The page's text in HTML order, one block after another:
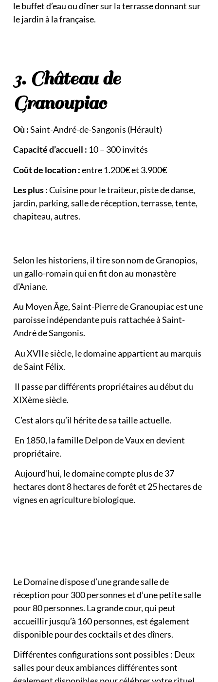
le buffet d’eau ou dîner sur la terrasse donnant sur
le jardin à la française.
3. Château de
Granoupiac
Où :Saint-André-de-Sangonis (Hérault)
Capacité d’accueil : 10 – 300 invités
Coût de location :entre 1.200€ et 3.900€
Les plus :Cuisine pour le traiteur, piste de danse,
jardin, parking, salle de réception, terrasse, tente,
chapiteau, autres.
Selon les historiens, il tire son nom de Granopios,
un gallo-romain qui en fit don au monastère
d’Aniane.
Au Moyen Âge, Saint-Pierre de Granoupiac est une
paroisse indépendante puis rattachée à Saint-
André de Sangonis.
Au XVIIe siècle, le domaine appartient au marquis
de Saint Félix.
Il passe par différents propriétaires au début du
XIXème siècle.
C’est alors qu’il hérite de sa taille actuelle.
En 1850, la famille Delpon de Vaux en devient
propriétaire.
Aujourd’hui, le domaine compte plus de 37
hectares dont 8 hectares de forêt et 25 hectares de
vignes en agriculture biologique.
Le Domaine dispose d’une grande salle de
réception pour 300 personnes et d’une petite salle
pour 80 personnes. La grande cour, qui peut
accueillir jusqu’à 160 personnes, est également
disponible pour des cocktails et des dîners.
Différentes configurations sont possibles : Deux
salles pour deux ambiances différentes sont